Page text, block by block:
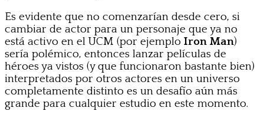
Es evidente que no comenzarían desde cero, si
cambiar de actor para un personaje que ya no
está activo en el UCM (por ejemplo Iron Man)
sería polémico, entonces lanzar películas de
héroes ya vistos (y que funcionaron bastante bien)
interpretados por otros actores en un universo
completamente distinto es un desafío aún más
grande para cualquier estudio en este momento.